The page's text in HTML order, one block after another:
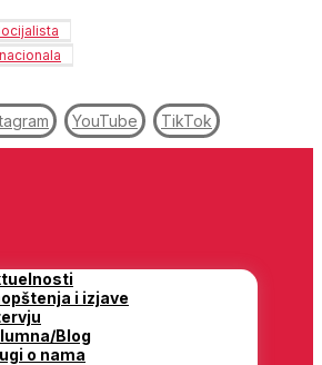
YouTube TikTok
i izjave
Blog
o nama